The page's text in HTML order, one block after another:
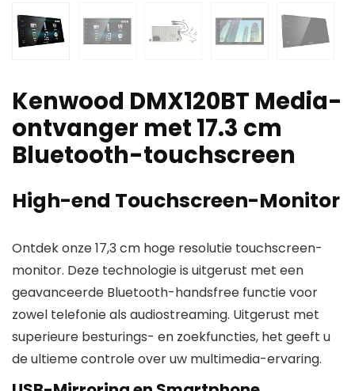
Kenwood DMX120BT Media-
ontvanger met 17.3 cm
Bluetooth-touchscreen
High-end Touchscreen-Monitor
Ontdek onze 17,3 cm hoge resolutie touchscreen-
monitor. Deze technologie is uitgerust met een
geavanceerde Bluetooth-handsfree functie voor
zowel telefonie als audiostreaming. Uitgerust met
superieure besturings- en zoekfuncties, het geeft u
de ultieme controle over uw multimedia-ervaring.